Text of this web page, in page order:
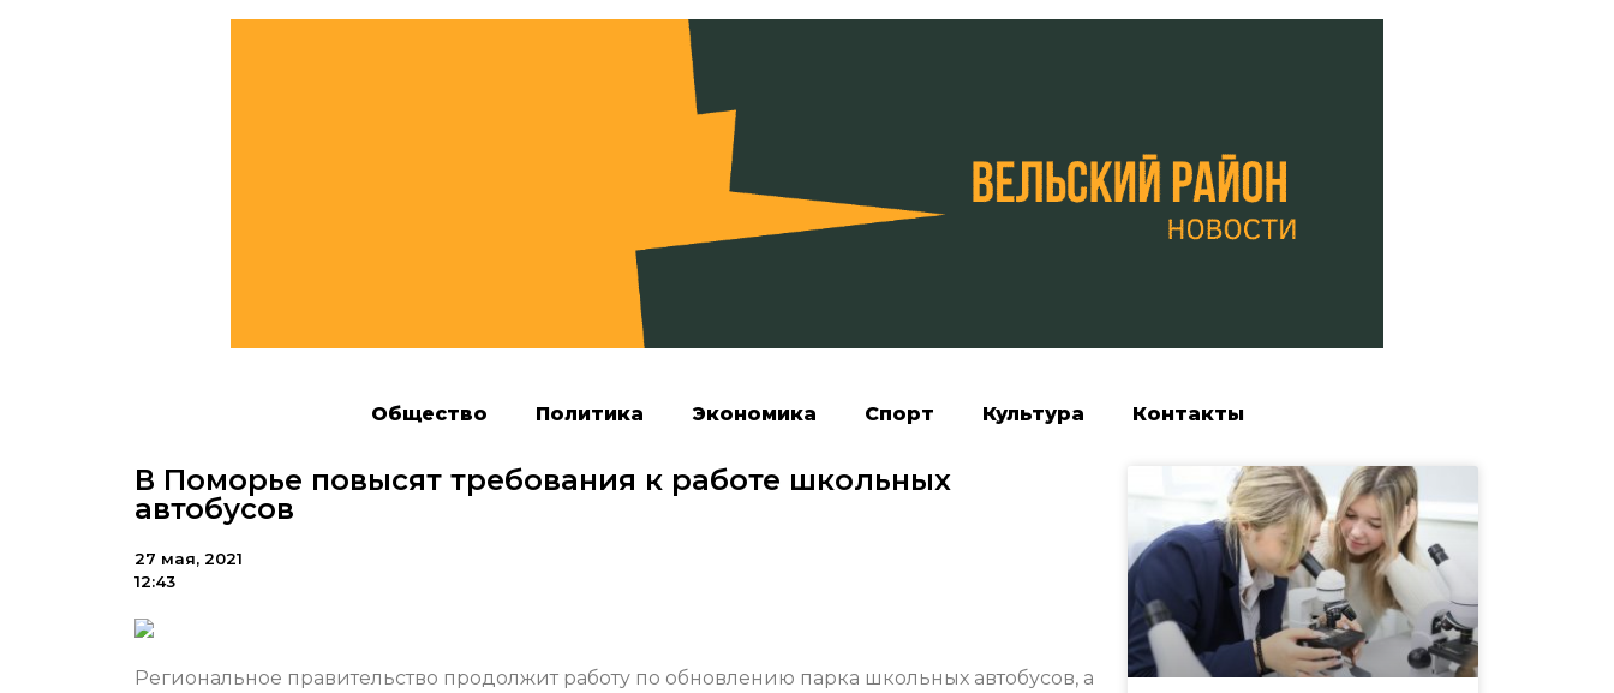
Общество Политика Экономика Спорт Культура Контакты
В Поморье повысят требования к работе школьных
автобусов
27 мая, 2021
12:43
Региональное правительство продолжит работу по обновлению парка школьных автобусов, а